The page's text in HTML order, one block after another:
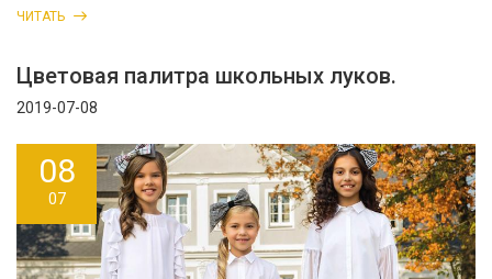
ЧИТАТЬ
Цветовая палитра школьных луков.
2019-07-08
08
07